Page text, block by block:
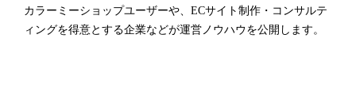
カラーミーショップユーザーや、ECサイト制作・コンサルテ
ィングを得意とする企業などが運営ノウハウを公開します。